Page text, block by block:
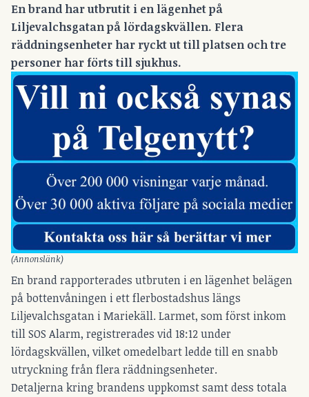
En brand har utbrutit i en lägenhet på
Liljevalchsgatan på lördagskvällen. Flera
räddningsenheter har ryckt ut till platsen och tre
personer har förts till sjukhus.
(Annonslänk)
En brand rapporterades utbruten i en lägenhet belägen
på bottenvåningen i ett flerbostadshus längs
Liljevalchsgatan i Mariekäll. Larmet, som först inkom
till SOS Alarm, registrerades vid 18:12 under
lördagskvällen, vilket omedelbart ledde till en snabb
utryckning från flera räddningsenheter.
Detaljerna kring brandens uppkomst samt dess totala